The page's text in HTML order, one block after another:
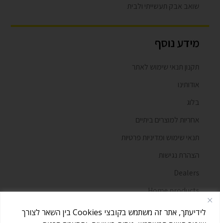
לידיעתך, אתר זה משתמש בקובצי Cookies בין השאר לצורך
שואב אבק תעשייתי ולבית
מידע נוסף
תקנון תנאי שימוש לאתר
אודותינו
בלוג
אחריות למוצרים ביתיים
תנאי שימוש ומדיניות פרטיות
הצהרת נגישות
Dealers
Home products
מאמרים